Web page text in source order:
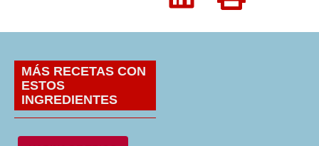
MÁS RECETAS CON
ESTOS
INGREDIENTES